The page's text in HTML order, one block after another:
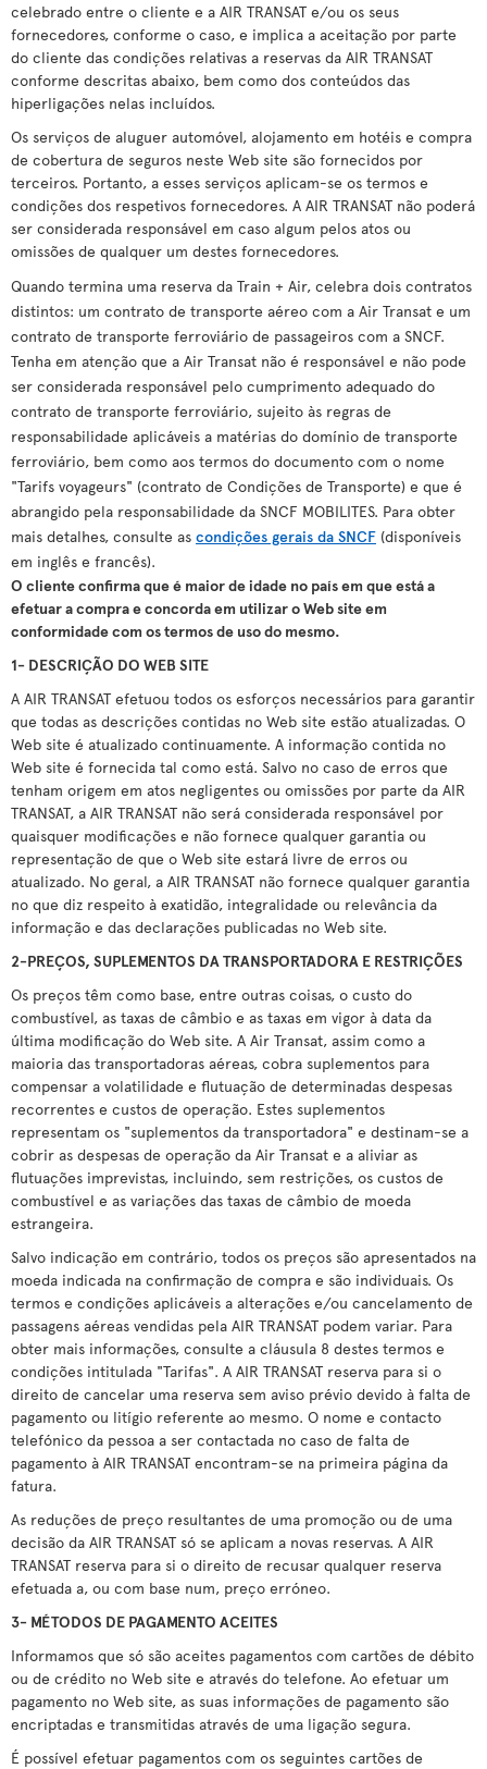
celebrado entre o cliente e a AIR TRANSAT e/ou os seus
fornecedores, conforme o caso, e implica a aceitação por parte
do cliente das condições relativas a reservas da AIR TRANSAT
conforme descritas abaixo, bem como dos conteúdos das
hiperligações nelas incluídos.
Os serviços de aluguer automóvel, alojamento em hotéis e compra
de cobertura de seguros neste Web site são fornecidos por
terceiros. Portanto, a esses serviços aplicam-se os termos e
condições dos respetivos fornecedores. A AIR TRANSAT não poderá
ser considerada responsável em caso algum pelos atos ou
omissões de qualquer um destes fornecedores.
Quando termina uma reserva da Train + Air, celebra dois contratos
distintos: um contrato de transporte aéreo com a Air Transat e um
contrato de transporte ferroviário de passageiros com a SNCF.
Tenha em atenção que a Air Transat não é responsável e não pode
ser considerada responsável pelo cumprimento adequado do
contrato de transporte ferroviário, sujeito às regras de
responsabilidade aplicáveis a matérias do domínio de transporte
ferroviário, bem como aos termos do documento com o nome
"Tarifs voyageurs" (contrato de Condições de Transporte) e que é
abrangido pela responsabilidade da SNCF MOBILITES. Para obter
mais detalhes, consulte as condições gerais da SNCF (disponíveis
em inglês e francês).
O cliente confirma que é maior de idade no país em que está a
efetuar a compra e concorda em utilizar o Web site em
conformidade com os termos de uso do mesmo.
1- DESCRIÇÃO DO WEB SITE
A AIR TRANSAT efetuou todos os esforços necessários para garantir
que todas as descrições contidas no Web site estão atualizadas. O
Web site é atualizado continuamente. A informação contida no
Web site é fornecida tal como está. Salvo no caso de erros que
tenham origem em atos negligentes ou omissões por parte da AIR
TRANSAT, a AIR TRANSAT não será considerada responsável por
quaisquer modificações e não fornece qualquer garantia ou
representação de que o Web site estará livre de erros ou
atualizado. No geral, a AIR TRANSAT não fornece qualquer garantia
no que diz respeito à exatidão, integralidade ou relevância da
informação e das declarações publicadas no Web site.
2-PREÇOS, SUPLEMENTOS DA TRANSPORTADORA E RESTRIÇÕES
Os preços têm como base, entre outras coisas, o custo do
combustível, as taxas de câmbio e as taxas em vigor à data da
última modificação do Web site. A Air Transat, assim como a
maioria das transportadoras aéreas, cobra suplementos para
compensar a volatilidade e flutuação de determinadas despesas
recorrentes e custos de operação. Estes suplementos
representam os "suplementos da transportadora" e destinam-se a
cobrir as despesas de operação da Air Transat e a aliviar as
flutuações imprevistas, incluindo, sem restrições, os custos de
combustível e as variações das taxas de câmbio de moeda
estrangeira.
Salvo indicação em contrário, todos os preços são apresentados na
moeda indicada na confirmação de compra e são individuais. Os
termos e condições aplicáveis a alterações e/ou cancelamento de
passagens aéreas vendidas pela AIR TRANSAT podem variar. Para
obter mais informações, consulte a cláusula 8 destes termos e
condições intitulada "Tarifas". A AIR TRANSAT reserva para si o
direito de cancelar uma reserva sem aviso prévio devido à falta de
pagamento ou litígio referente ao mesmo. O nome e contacto
telefónico da pessoa a ser contactada no caso de falta de
pagamento à AIR TRANSAT encontram-se na primeira página da
fatura.
As reduções de preço resultantes de uma promoção ou de uma
decisão da AIR TRANSAT só se aplicam a novas reservas. A AIR
TRANSAT reserva para si o direito de recusar qualquer reserva
efetuada a, ou com base num, preço erróneo.
3- MÉTODOS DE PAGAMENTO ACEITES
Informamos que só são aceites pagamentos com cartões de débito
ou de crédito no Web site e através do telefone. Ao efetuar um
pagamento no Web site, as suas informações de pagamento são
encriptadas e transmitidas através de uma ligação segura.
É possível efetuar pagamentos com os seguintes cartões de